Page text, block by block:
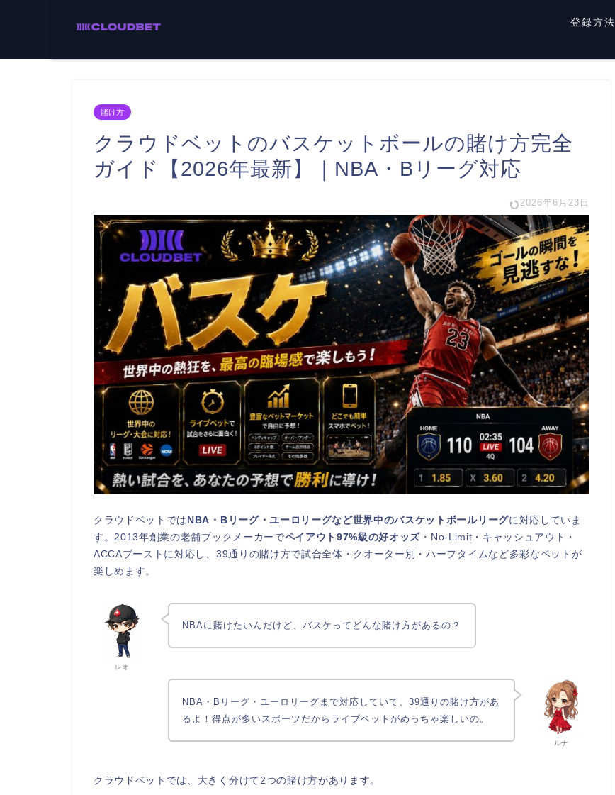
登録方法
賭け方
クラウドベットのバスケットボールの賭け方完全
ガイド【2026年最新】｜NBA・Bリーグ対応
2026年6月23日
クラウドベットでは NBA・Bリーグ・ユーロリーグなど世界中のバスケットボールリーグに対応していま
す。2013年創業の老舗ブックメーカーでペイアウト97%級の好オッズ ・No-Limit・キャッシュアウト・
ACCAブーストに対応し、39通りの賭け方で試合全体・クオーター別・ハーフタイムなど多彩なベットが
楽しめます。
レオ
NBAに賭けたいんだけど、バスケってどんな賭け方があるの？
ルナ
NBA・Bリーグ・ユーロリーグまで対応していて、39通りの賭け方があ
るよ！得点が多いスポーツだからライブベットがめっちゃ楽しいの。
クラウドベットでは、大きく分けて2つの賭け方があります。